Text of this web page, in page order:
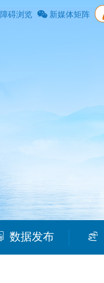
碍浏览 新媒体矩阵
数据发布